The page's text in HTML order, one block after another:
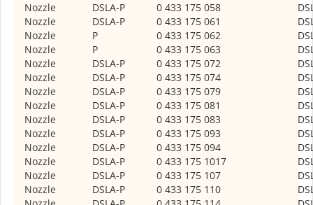
Nozzle
DSLA-P 0 433 175 058
Nozzle
DSLA-P 0 433 175 061
Nozzle
P 0 433 175 062
Nozzle
P 0 433 175 063
Nozzle
DSLA-P 0 433 175 072
Nozzle
DSLA-P 0 433 175 074
Nozzle
DSLA-P 0 433 175 079
Nozzle
DSLA-P 0 433 175 081
Nozzle
DSLA-P 0 433 175 083
Nozzle
DSLA-P 0 433 175 093
Nozzle
DSLA-P 0 433 175 094
Nozzle
DSLA-P 0 433 175 1017
Nozzle
DSLA-P 0 433 175 107
Nozzle
DSLA-P 0 433 175 110